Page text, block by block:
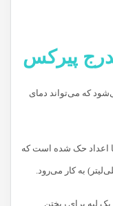
پیرکس
که می‌تواند دمای
اعداد حک شده است که
به کار می‌رود.
لبه برای ریختن